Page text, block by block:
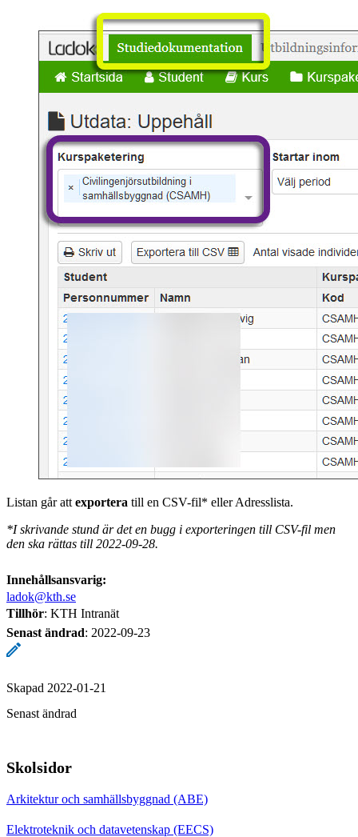
Listan går att exportera till en CSV-fil* eller Adresslista.
*I skrivande stund är det en bugg i exporteringen till CSV-fil men
den ska rättas till 2022-09-28.
Innehållsansvarig:
ladok@kth.se
Tillhör: KTH Intranät
Senast ändrad: 2022-09-23
Skapad 2022-01-21
Senast ändrad
Skolsidor
Arkitektur och samhällsbyggnad (ABE)
Elektroteknik och datavetenskap (EECS)